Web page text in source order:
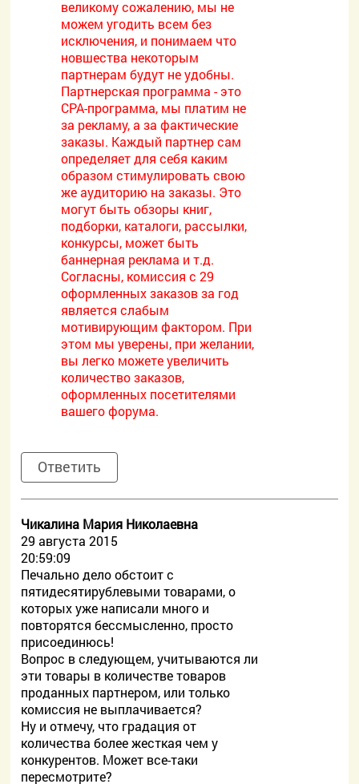
великому сожалению, мы не
можем угодить всем без
исключения, и понимаем что
новшества некоторым
партнерам будут не удобны.
Партнерская программа - это
CPA-программа, мы платим не
за рекламу, а за фактические
заказы. Каждый партнер сам
определяет для себя каким
образом стимулировать свою
же аудиторию на заказы. Это
могут быть обзоры книг,
подборки, каталоги, рассылки,
конкурсы, может быть
баннерная реклама и т.д.
Согласны, комиссия с 29
оформленных заказов за год
является слабым
мотивирующим фактором. При
этом мы уверены, при желании,
вы легко можете увеличить
количество заказов,
оформленных посетителями
вашего форума.
Ответить
Чикалина Мария Николаевна
29 августа 2015
20:59:09
Печально дело обстоит с
пятидесятирублевыми товарами, о
которых уже написали много и
повторятся бессмысленно, просто
присоединюсь!
Вопрос в следующем, учитываются ли
эти товары в количестве товаров
проданных партнером, или только
комиссия не выплачивается?
Ну и отмечу, что градация от
количества более жесткая чем у
конкурентов. Может все-таки
пересмотрите?